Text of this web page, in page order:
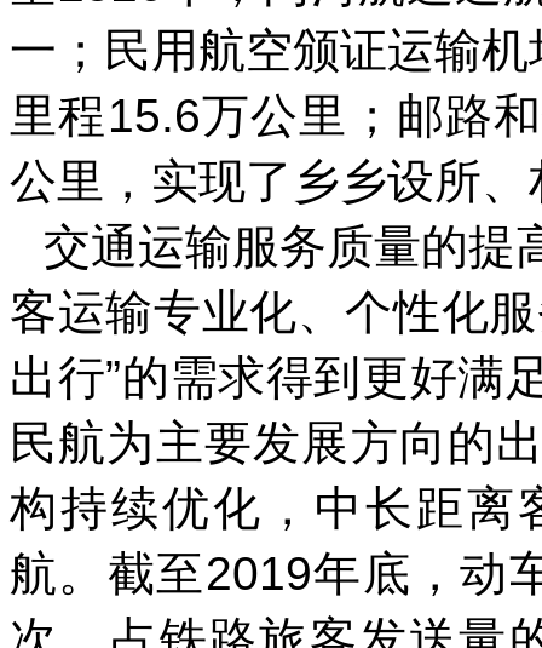
一；民用航空颁证运输
里程15.6万公里；邮路
公里，实现了乡乡设所
交通运输服务质量的提
客运输专业化、个性化
出行”的需求得到更好满
民航为主要发展方向的
构持续优化，中长距离
航。截至2019年底，动